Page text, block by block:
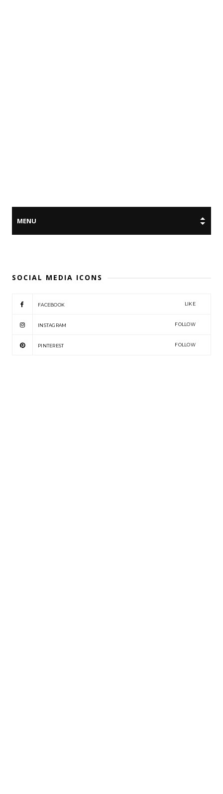
SOCIAL MEDIA ICONS
FACEBOOK LIKE
INSTAGRAM FOLLOW
PINTEREST FOLLOW